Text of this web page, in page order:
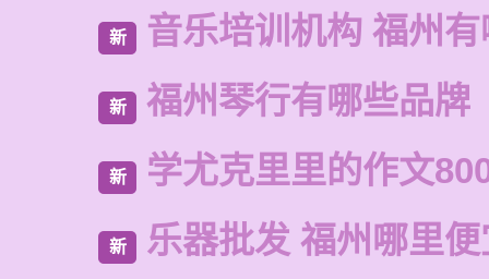
新 音乐培训机构 福州
新 福州琴行有哪些品牌
新 学尤克里里的作文
新 乐器批发 福州哪里